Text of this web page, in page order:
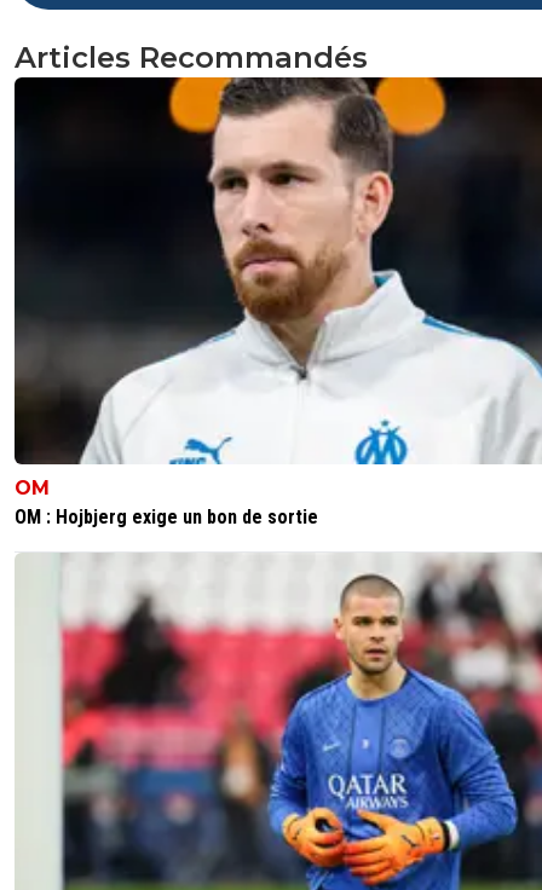
Articles Recommandés
OM
OM : Hojbjerg exige un bon de sortie